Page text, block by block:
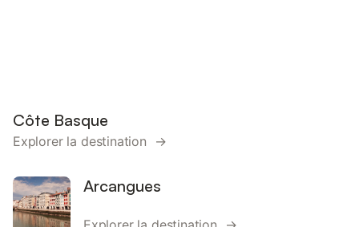
Côte Basque
Explorer la destination →
Arcangues